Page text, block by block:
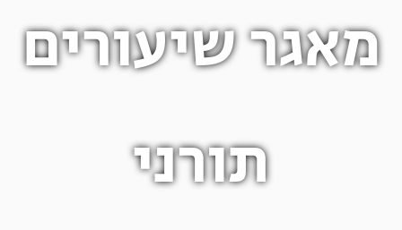
מאגר שיעורים
תורני